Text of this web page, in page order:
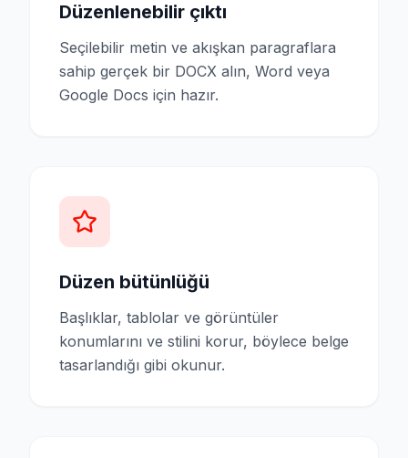
Düzenlenebilir çıktı
Seçilebilir metin ve akışkan paragraflara
sahip gerçek bir DOCX alın, Word veya
Google Docs için hazır.
Düzen bütünlüğü
Başlıklar, tablolar ve görüntüler
konumlarını ve stilini korur, böylece belge
tasarlandığı gibi okunur.